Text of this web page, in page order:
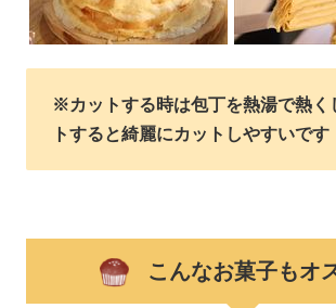
※カットする時は包丁を熱湯で熱く
トすると綺麗にカットしやすいです
こんなお菓子もオ